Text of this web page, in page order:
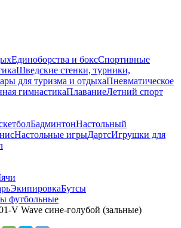
Единоборства и боксСпортивные
Шведские стенки, турники,
для туризма и отдыхаПневматическое
гимнастикаПлаваниеЛетний спорт
БадминтонНастольный
Настольные игрыДартсИгрушки для
ЭкипировкаБутсы
футбольные
V Wave сине-голубой (зальные)